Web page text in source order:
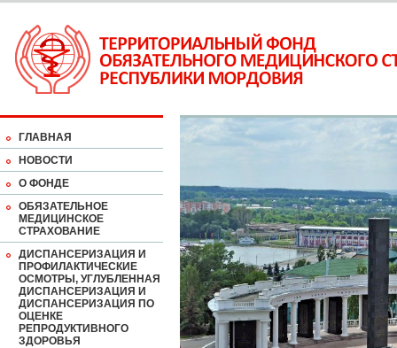
ГЛАВНАЯ
НОВОСТИ
О ФОНДЕ
ОБЯЗАТЕЛЬНОЕ
МЕДИЦИНСКОЕ
СТРАХОВАНИЕ
ДИСПАНСЕРИЗАЦИЯ И
ПРОФИЛАКТИЧЕСКИЕ
ОСМОТРЫ, УГЛУБЛЕННАЯ
ДИСПАНСЕРИЗАЦИЯ И
ДИСПАНСЕРИЗАЦИЯ ПО
ОЦЕНКЕ
РЕПРОДУКТИВНОГО
ЗДОРОВЬЯ